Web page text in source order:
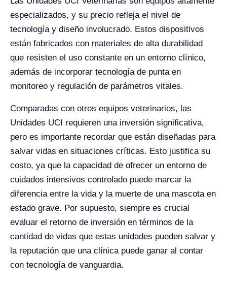
especializados, y su precio refleja el nivel de
tecnología y diseño involucrado. Estos dispositivos
están fabricados con materiales de alta durabilidad
que resisten el uso constante en un entorno clínico,
además de incorporar tecnología de punta en
monitoreo y regulación de parámetros vitales.
Comparadas con otros equipos veterinarios, las
Unidades UCI requieren una inversión significativa,
pero es importante recordar que están diseñadas para
salvar vidas en situaciones críticas. Esto justifica su
costo, ya que la capacidad de ofrecer un entorno de
cuidados intensivos controlado puede marcar la
diferencia entre la vida y la muerte de una mascota en
estado grave. Por supuesto, siempre es crucial
evaluar el retorno de inversión en términos de la
cantidad de vidas que estas unidades pueden salvar y
la reputación que una clínica puede ganar al contar
con tecnología de vanguardia.